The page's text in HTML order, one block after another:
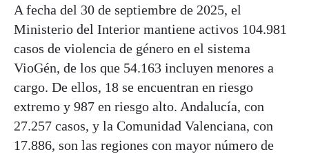
A fecha del 30 de septiembre de 2025, el
Ministerio del Interior mantiene activos 104.981
casos de violencia de género en el sistema
VioGén, de los que 54.163 incluyen menores a
cargo. De ellos, 18 se encuentran en riesgo
extremo y 987 en riesgo alto. Andalucía, con
27.257 casos, y la Comunidad Valenciana, con
17.886, son las regiones con mayor número de